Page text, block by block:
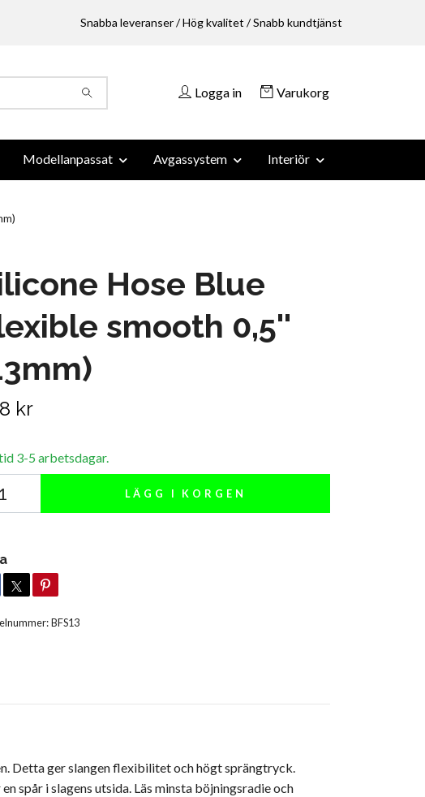
Snabba leveranser / Hög kvalitet / Snabb kundtjänst
Logga in Varukorg
Modellanpassat Avgassystem Interiör
Hose Blue
smooth 0,5''
kr
3-5 arbetsdagar.
LÄGG I KORGEN
BFS13
Detta ger slangen flexibilitet och högt sprängtryck.
spår i slagens utsida. Läs minsta böjningsradie och